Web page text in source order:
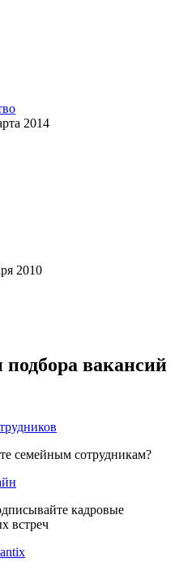
2014
2010
вакансий
семейным сотрудникам?
кадровые
встреч